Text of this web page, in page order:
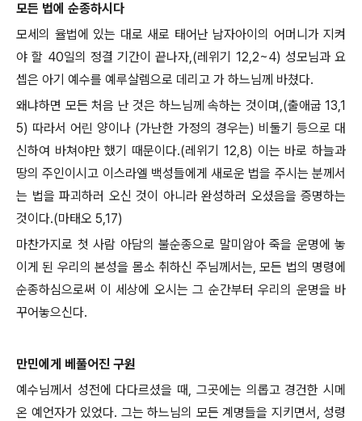
모든 법에 순종하시다
모세의 율법에 있는 대로 새로 태어난 남자아이의 어머니가 지켜
야 할 40일의 정결 기간이 끝나자,(레위기 12,2~4) 성모님과 요
셉은 아기 예수를 예루살렘으로 데리고 가 하느님께 바쳤다.
왜냐하면 모든 처음 난 것은 하느님께 속하는 것이며,(출애굽 13,1
5) 따라서 어린 양이나 (가난한 가정의 경우는) 비둘기 등으로 대
신하여 바쳐야만 했기 때문이다.(레위기 12,8) 이는 바로 하늘과
땅의 주인이시고 이스라엘 백성들에게 새로운 법을 주시는 분께서
는 법을 파괴하러 오신 것이 아니라 완성하러 오셨음을 증명하는
것이다.(마태오 5,17)
마찬가지로 첫 사람 아담의 불순종으로 말미암아 죽을 운명에 놓
이게 된 우리의 본성을 몸소 취하신 주님께서는, 모든 법의 명령에
순종하심으로써 이 세상에 오시는 그 순간부터 우리의 운명을 바
꾸어놓으신다.
만민에게 베풀어진 구원
예수님께서 성전에 다다르셨을 때, 그곳에는 의롭고 경건한 시메
온 예언자가 있었다. 그는 하느님의 모든 계명들을 지키면서, 성령